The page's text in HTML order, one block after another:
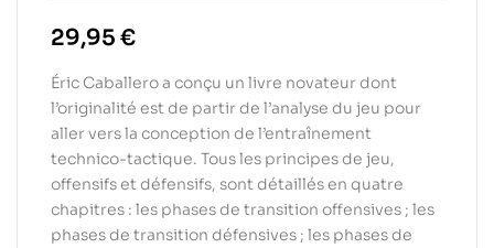
29,95 €
Éric Caballero a conçu un livre novateur dont
l’originalité est de partir de l’analyse du jeu pour
aller vers la conception de l’entraînement
technico-tactique. Tous les principes de jeu,
offensifs et défensifs, sont détaillés en quatre
chapitres : les phases de transition offensives ; les
phases de transition défensives ; les phases de